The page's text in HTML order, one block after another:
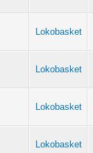
Lokobasket
Lokobasket
Lokobasket
Lokobasket